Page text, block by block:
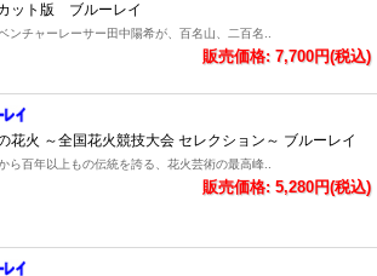
ット版 ブルーレイ
ンチャーレーサー田中陽希が、百名山、二百名..
販売価格: 7,700円(税込)
花火 ～全国花火競技大会 セレクション～ ブルーレイ
ら百年以上もの伝統を誇る、花火芸術の最高峰..
販売価格: 5,280円(税込)